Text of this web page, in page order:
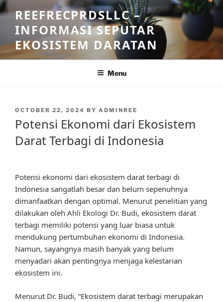
Skip
to
content
REEFRECPRDSLLC –
INFORMASI SEPUTAR
EKOSISTEM DARATAN
Menu
POSTED
OCTOBER 22, 2024 BY ADMINREE
Potensi Ekonomi dari Ekosistem
Darat Terbagi di Indonesia
Potensi ekonomi dari ekosistem darat terbagi di
Indonesia sangatlah besar dan belum sepenuhnya
dimanfaatkan dengan optimal. Menurut penelitian yang
dilakukan oleh Ahli Ekologi Dr. Budi, ekosistem darat
terbagi memiliki potensi yang luar biasa untuk
mendukung pertumbuhan ekonomi di Indonesia.
Namun, sayangnya masih banyak yang belum
menyadari akan pentingnya menjaga kelestarian
ekosistem ini.
Menurut Dr. Budi, “Ekosistem darat terbagi merupakan